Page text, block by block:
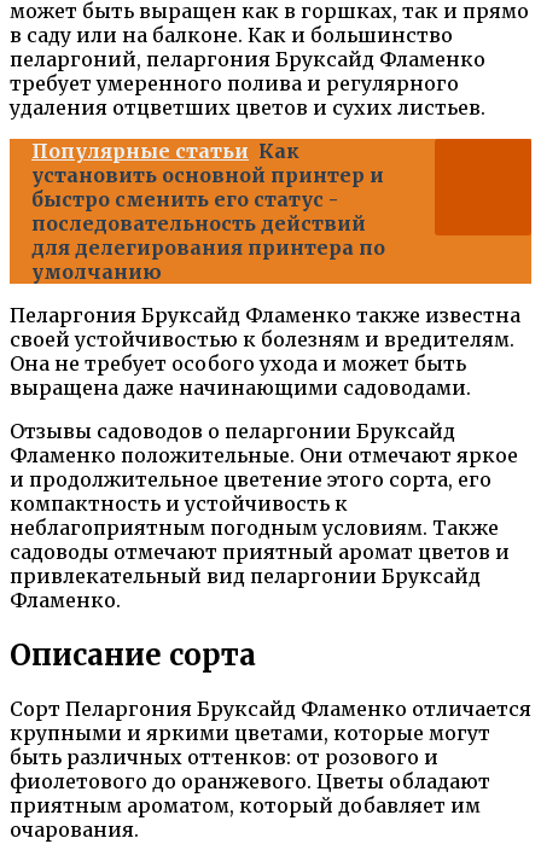
может быть выращен как в горшках, так и прямо
в саду или на балконе. Как и большинство
пеларгоний, пеларгония Бруксайд Фламенко
требует умеренного полива и регулярного
удаления отцветших цветов и сухих листьев.
Популярные статьи Как
установить основной принтер и
быстро сменить его статус -
последовательность действий
для делегирования принтера по
умолчанию
Пеларгония Бруксайд Фламенко также известна
своей устойчивостью к болезням и вредителям.
Она не требует особого ухода и может быть
выращена даже начинающими садоводами.
Отзывы садоводов о пеларгонии Бруксайд
Фламенко положительные. Они отмечают яркое
и продолжительное цветение этого сорта, его
компактность и устойчивость к
неблагоприятным погодным условиям. Также
садоводы отмечают приятный аромат цветов и
привлекательный вид пеларгонии Бруксайд
Фламенко.
Описание сорта
Сорт Пеларгония Бруксайд Фламенко отличается
крупными и яркими цветами, которые могут
быть различных оттенков: от розового и
фиолетового до оранжевого. Цветы обладают
приятным ароматом, который добавляет им
очарования.